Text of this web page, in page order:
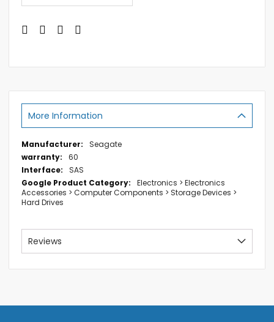
More Information
More
Information
Seagate
60
SAS
Electronics > Electronics
Accessories > Computer Components > Storage Devices >
Hard Drives
Reviews